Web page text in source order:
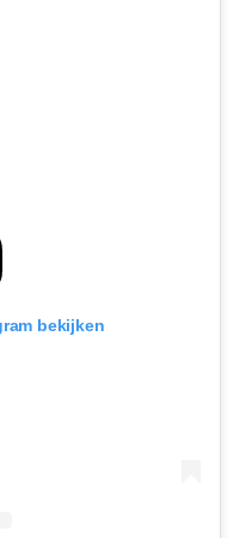
bekijken